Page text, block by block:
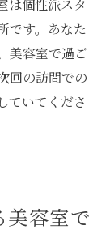
は個性派スタ
です。あなた
美容室で過ご
回の訪問での
ていてくださ
美容室で